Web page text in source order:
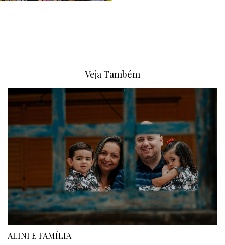
Veja Também
ALINI E FAMÍLIA